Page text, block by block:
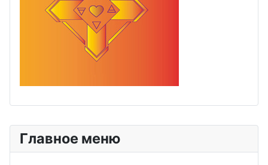
Главное меню